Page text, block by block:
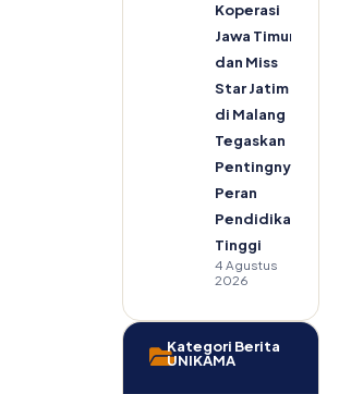
Koperasi
Jawa Timur
dan Miss
Star Jatim
di Malang
Tegaskan
Pentingnya
Peran
Pendidikan
Tinggi
4 Agustus
2026
Kategori Berita
UNIKAMA